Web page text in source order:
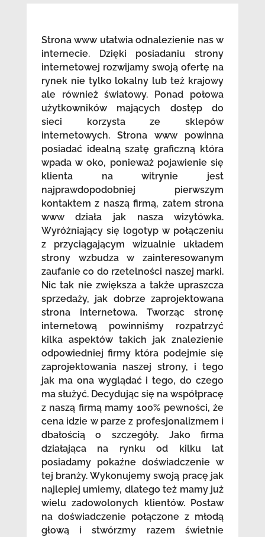
Strona www ułatwia odnalezienie nas w
internecie. Dzięki posiadaniu strony
internetowej rozwijamy swoją ofertę na
rynek nie tylko lokalny lub też krajowy
ale również światowy. Ponad połowa
użytkowników mających dostęp do
sieci korzysta ze sklepów
internetowych. Strona www powinna
posiadać idealną szatę graficzną która
wpada w oko, ponieważ pojawienie się
klienta na witrynie jest
najprawdopodobniej pierwszym
kontaktem z naszą firmą, zatem strona
www działa jak nasza wizytówka.
Wyróżniający się logotyp w połączeniu
z przyciągającym wizualnie układem
strony wzbudza w zainteresowanym
zaufanie co do rzetelności naszej marki.
Nic tak nie zwiększa a także upraszcza
sprzedaży, jak dobrze zaprojektowana
strona internetowa. Tworząc stronę
internetową powinniśmy rozpatrzyć
kilka aspektów takich jak znalezienie
odpowiedniej firmy która podejmie się
zaprojektowania naszej strony, i tego
jak ma ona wyglądać i tego, do czego
ma służyć. Decydując się na współpracę
z naszą firmą mamy 100% pewności, że
cena idzie w parze z profesjonalizmem i
dbałością o szczegóły. Jako firma
działająca na rynku od kilku lat
posiadamy pokaźne doświadczenie w
tej branży. Wykonujemy swoją pracę jak
najlepiej umiemy, dlatego też mamy już
wielu zadowolonych klientów. Postaw
na doświadczenie połączone z młodą
głową i stwórzmy razem świetnie